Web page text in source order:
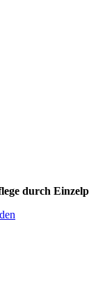
durch